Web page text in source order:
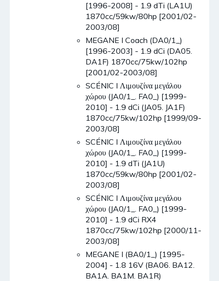
[1996-2008] - 1.9 dTi (LA1U)
1870cc/59kw/80hp [2001/02-
2003/08]
MEGANE I Coach (DA0/1_)
[1996-2003] - 1.9 dCi (DA05.
DA1F) 1870cc/75kw/102hp
[2001/02-2003/08]
SCÉNIC I Λιμουζίνα μεγάλου
χώρου (JA0/1_. FA0_) [1999-
2010] - 1.9 dCi (JA05. JA1F)
1870cc/75kw/102hp [1999/09-
2003/08]
SCÉNIC I Λιμουζίνα μεγάλου
χώρου (JA0/1_. FA0_) [1999-
2010] - 1.9 dTi (JA1U)
1870cc/59kw/80hp [2001/02-
2003/08]
SCÉNIC I Λιμουζίνα μεγάλου
χώρου (JA0/1_. FA0_) [1999-
2010] - 1.9 dCi RX4
1870cc/75kw/102hp [2000/11-
2003/08]
MEGANE I (BA0/1_) [1995-
2004] - 1.8 16V (BA06. BA12.
BA1A. BA1M. BA1R)